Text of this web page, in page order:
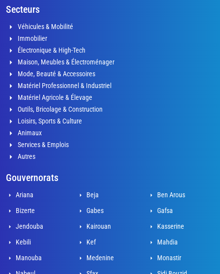
Secteurs
Véhicules & Mobilité
Immobilier
Électronique & High-Tech
Maison, Meubles & Électroménager
Mode, Beauté & Accessoires
Matériel Professionnel & Industriel
Matériel Agricole & Élevage
Outils, Bricolage & Construction
Loisirs, Sports & Culture
Animaux
Services & Emplois
Autres
Gouvernorats
Ariana Beja
Ben Arous
Bizerte
Gabes
Gafsa
Jendouba
Kairouan
Kasserine
Kebili
Kef
Mahdia
Manouba
Medenine
Monastir